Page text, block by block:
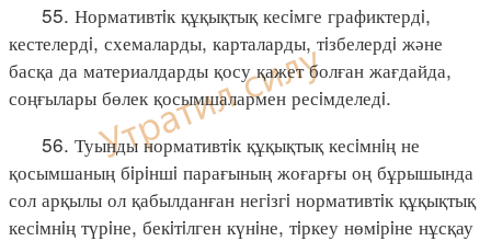
55. Нормативтiк құқықтық кесiмге графиктердi,
кестелердi, схемаларды, карталарды, тiзбелердi және
басқа да материалдарды қосу қажет болған жағдайда,
соңғылары бөлек қосымшалармен ресiмделедi.
56. Туынды нормативтiк құқықтық кесiмнiң не
қосымшаның бiрiншi парағының жоғарғы оң бұрышында
сол арқылы ол қабылданған негiзгi нормативтiк құқықтық
кесiмнiң түрiне, бекiтiлген күнiне, тiркеу нөмiрiне нұсқау